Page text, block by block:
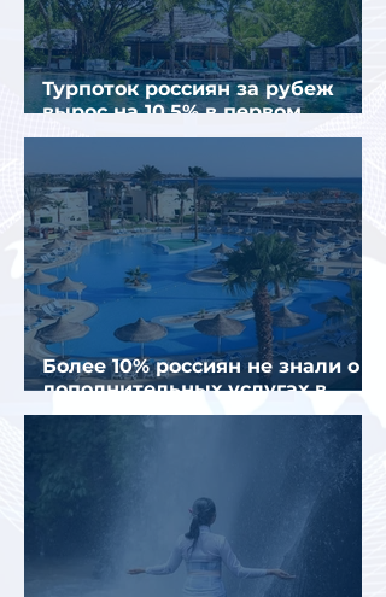
Турпоток россиян за рубеж
вырос на 10,5% в первом
полугодии 2026 года
Более 10% россиян не знали о
дополнительных услугах в
отелях